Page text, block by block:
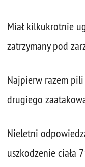
Miał kilkukrotnie
zatrzymany pod
Najpierw razem
drugiego
Nieletni
uszkodzenie ciała